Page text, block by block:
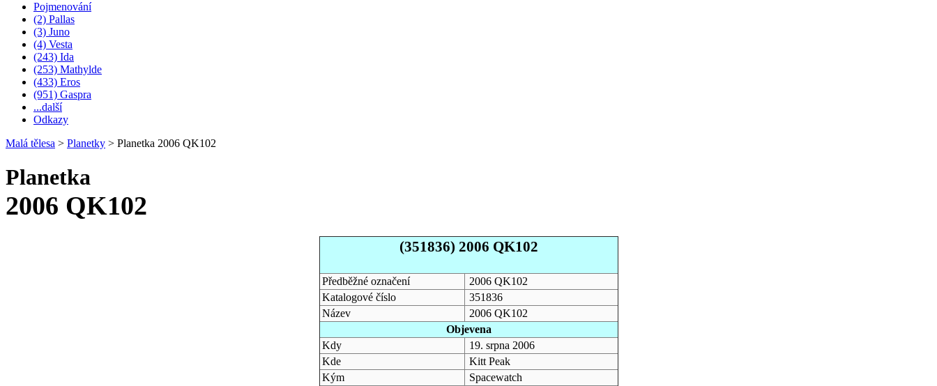
Pojmenování
(2) Pallas
(3) Juno
(4) Vesta
(243) Ida
(253) Mathylde
(433) Eros
(951) Gaspra
...další
Odkazy
Malá tělesa > Planetky > Planetka 2006 QK102
Planetka
2006 QK102
(351836) 2006 QK102
Předběžné označení
2006 QK102
Katalogové číslo
351836
Název
2006 QK102
Objevena
Kdy
19. srpna 2006
Kde
Kitt Peak
Kým
Spacewatch